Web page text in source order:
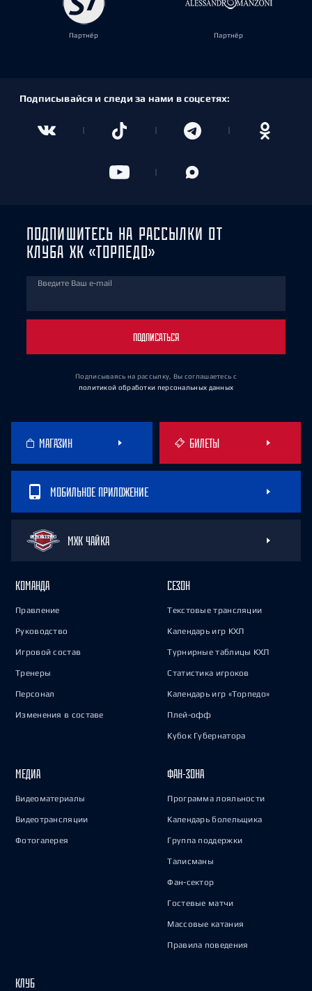
Партнёр Партнёр
Подписывайся и следи за нами в соцсетях:
ПОДПИШИТЕСЬ НА РАССЫЛКИ ОТ
КЛУБА ХК «ТОРПЕДО»
Введите Ваш e-mail
ПОДПИСАТЬСЯ
Подписываясь на рассылку, Вы соглашаетесь с
политикой обработки персональных данных
МАГАЗИН БИЛЕТЫ
МОБИЛЬНОЕ ПРИЛОЖЕНИЕ
МХК ЧАЙКА
КОМАНДА
Правление
Руководство
Игровой состав
Тренеры
Персонал
Изменения в составе
СЕЗОН
Текстовые трансляции
Календарь игр КХЛ
Турнирные таблицы КХЛ
Статистика игроков
Календарь игр «Торпедо»
Плей-офф
Кубок Губернатора
МЕДИА
Видеоматериалы
Видеотрансляции
Фотогалерея
ФАН-ЗОНА
Программа лояльности
Календарь болельщика
Группа поддержки
Талисманы
Фан-сектор
Гостевые матчи
Массовые катания
Правила поведения
КЛУБ